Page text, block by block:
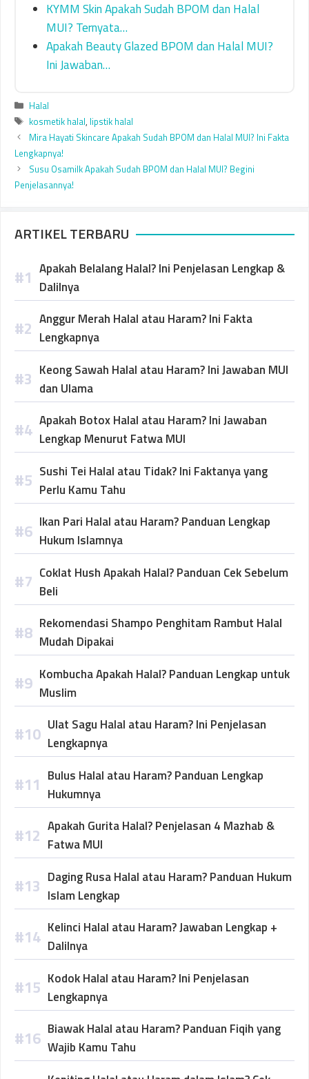
KYMM Skin Apakah Sudah BPOM dan Halal
MUI? Ternyata…
Apakah Beauty Glazed BPOM dan Halal MUI?
Ini Jawaban…
Categories
Halal
Tags
kosmetik halal, lipstik halal
Mira Hayati Skincare Apakah Sudah BPOM dan Halal MUI? Ini Fakta
Lengkapnya!
Susu Osamilk Apakah Sudah BPOM dan Halal MUI? Begini
Penjelasannya!
ARTIKEL TERBARU
Apakah Belalang Halal? Ini Penjelasan Lengkap &
Dalilnya
Anggur Merah Halal atau Haram? Ini Fakta
Lengkapnya
Keong Sawah Halal atau Haram? Ini Jawaban MUI
dan Ulama
Apakah Botox Halal atau Haram? Ini Jawaban
Lengkap Menurut Fatwa MUI
Sushi Tei Halal atau Tidak? Ini Faktanya yang
Perlu Kamu Tahu
Ikan Pari Halal atau Haram? Panduan Lengkap
Hukum Islamnya
Coklat Hush Apakah Halal? Panduan Cek Sebelum
Beli
Rekomendasi Shampo Penghitam Rambut Halal
Mudah Dipakai
Kombucha Apakah Halal? Panduan Lengkap untuk
Muslim
Ulat Sagu Halal atau Haram? Ini Penjelasan
Lengkapnya
Bulus Halal atau Haram? Panduan Lengkap
Hukumnya
Apakah Gurita Halal? Penjelasan 4 Mazhab &
Fatwa MUI
Daging Rusa Halal atau Haram? Panduan Hukum
Islam Lengkap
Kelinci Halal atau Haram? Jawaban Lengkap +
Dalilnya
Kodok Halal atau Haram? Ini Penjelasan
Lengkapnya
Biawak Halal atau Haram? Panduan Fiqih yang
Wajib Kamu Tahu